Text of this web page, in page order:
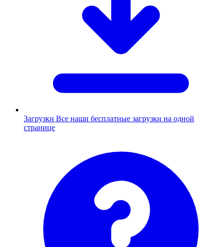
Загрузки Все наши бесплатные загрузки на одной
странице